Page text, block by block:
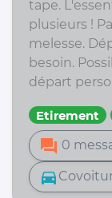
tape.
plusieurs !
melesse.
besoin.
départ
Etirement
forum 0
directions_car